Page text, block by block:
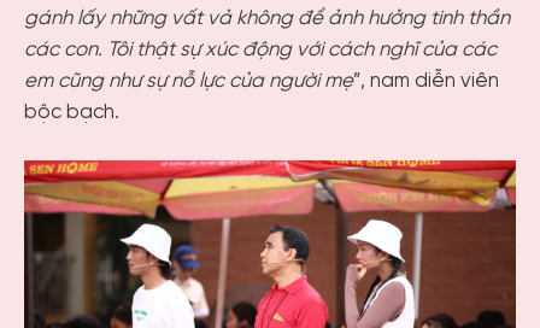
gánh lấy những vất vả không để ảnh hưởng tinh thần
các con. Tôi thật sự xúc động với cách nghĩ của các
em cũng như sự nỗ lực của người mẹ”, nam diễn viên
bộc bạch.